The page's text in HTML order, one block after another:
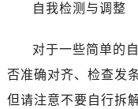
自我检测与调整
对于一些简单的
否准确对齐、检查发
但请注意不要自行拆